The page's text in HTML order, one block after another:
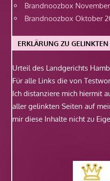
Brandnoozbox
Brandnoozbox Oktober
ERKLÄRUNG ZU GELINKTEN
Urteil des Landgerichts
Für alle Links die von
Ich distanziere mich hiermit
aller gelinkten Seiten auf
mir diese Inhalte nicht zu